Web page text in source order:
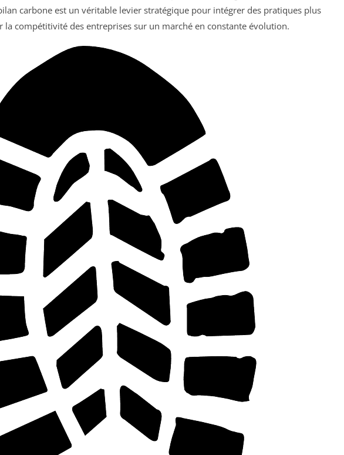
carbone est un véritable levier stratégique pour intégrer des pratiques plus
la compétitivité des entreprises sur un marché en constante évolution.